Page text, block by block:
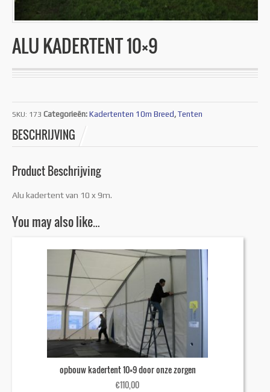
ALU KADERTENT 10×9
SKU: 173 Categorieën: Kadertenten 10m Breed , Tenten
BESCHRIJVING
Product Beschrijving
Alu kadertent van 10 x 9m.
You may also like…
opbouw kadertent 10×9 door onze zorgen
€110,00